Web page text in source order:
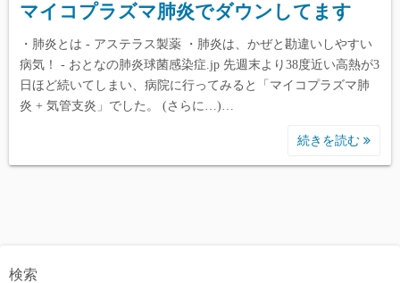
マイコプラズマ肺炎でダウンしてます
・肺炎とは - アステラス製薬 ・肺炎は、かぜと勘違いしやすい
病気！ - おとなの肺炎球菌感染症.jp 先週末より38度近い高熱が3
日ほど続いてしまい、病院に行ってみると「マイコプラズマ肺
炎 + 気管支炎」でした。 (さらに…)…
続きを読む
検索